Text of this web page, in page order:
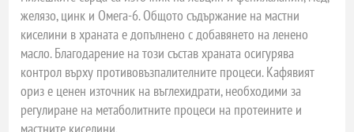
желязо, цинк и Омега-6. Общото съдържание на мастни
киселини в храната е допълнено с добавянето на ленено
масло. Благодарение на този състав храната осигурява
контрол върху противовъзпалителните процеси. Кафявият
ориз е ценен източник на въглехидрати, необходими за
регулиране на метаболитните процеси на протеините и
мастните киселини.